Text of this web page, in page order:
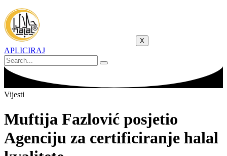
X
APLICIRAJ
Vijesti
Muftija Fazlović posjetio
Agenciju za certificiranje halal